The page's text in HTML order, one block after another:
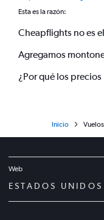
Esta es la razón:
Cheapflights no es
Agregamos
¿Por qué los
Inicio
Web
ESTADOS UNIDOS